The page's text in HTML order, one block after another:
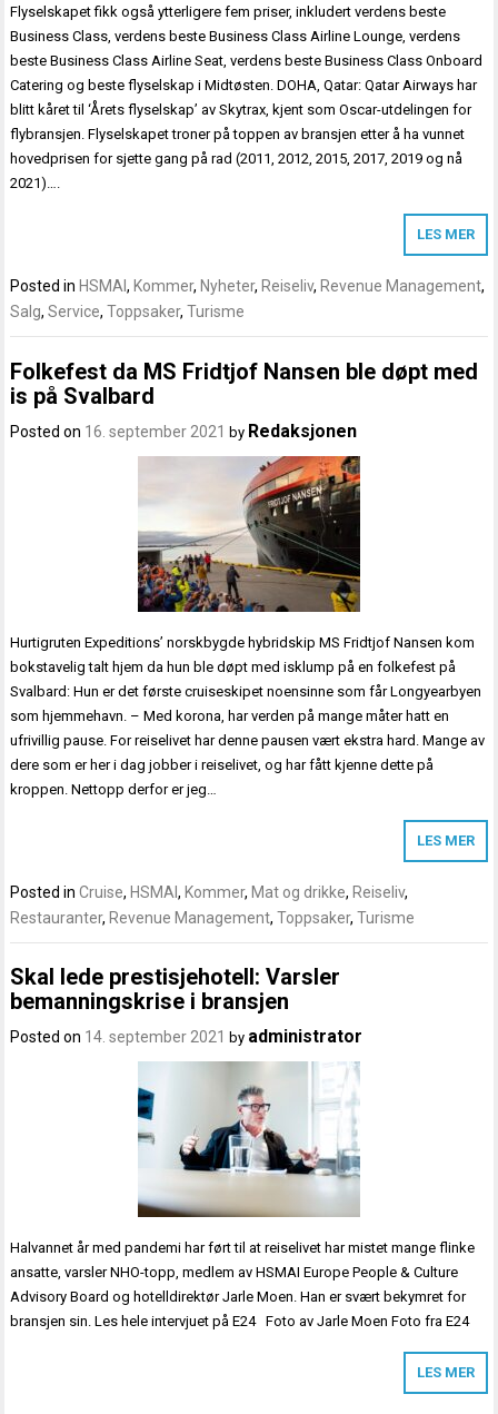
Flyselskapet fikk også ytterligere fem priser, inkludert verdens beste
Business Class, verdens beste Business Class Airline Lounge, verdens
beste Business Class Airline Seat, verdens beste Business Class Onboard
Catering og beste flyselskap i Midtøsten. DOHA, Qatar: Qatar Airways har
blitt kåret til ‘Årets flyselskap’ av Skytrax, kjent som Oscar-utdelingen for
flybransjen. Flyselskapet troner på toppen av bransjen etter å ha vunnet
hovedprisen for sjette gang på rad (2011, 2012, 2015, 2017, 2019 og nå
2021)….
LES MER
Posted in HSMAI, Kommer, Nyheter, Reiseliv, Revenue Management,
Salg,Service,Toppsaker,Turisme
Folkefest da MS Fridtjof Nansen ble døpt med
is på Svalbard
Posted on 16. september 2021 by Redaksjonen
Hurtigruten Expeditions’ norskbygde hybridskip MS Fridtjof Nansen kom
bokstavelig talt hjem da hun ble døpt med isklump på en folkefest på
Svalbard: Hun er det første cruiseskipet noensinne som får Longyearbyen
som hjemmehavn. – Med korona, har verden på mange måter hatt en
ufrivillig pause. For reiselivet har denne pausen vært ekstra hard. Mange av
dere som er her i dag jobber i reiselivet, og har fått kjenne dette på
kroppen. Nettopp derfor er jeg…
LES MER
Posted inCruise, HSMAI, Kommer, Mat og drikke, Reiseliv,
Restauranter, Revenue Management,Toppsaker,Turisme
Skal lede prestisjehotell: Varsler
bemanningskrise i bransjen
Posted on 14. september 2021 by administrator
Halvannet år med pandemi har ført til at reiselivet har mistet mange flinke
ansatte, varsler NHO-topp, medlem av HSMAI Europe People & Culture
Advisory Board og hotelldirektør Jarle Moen. Han er svært bekymret for
bransjen sin. Les hele intervjuet på E24 Foto av Jarle Moen Foto fra E24
LES MER